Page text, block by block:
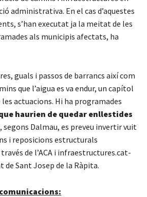
administrativa. En el cas d’aquestes
s’han executat ja la meitat de les
als municipis afectats, ha
guals i passos de barrancs així com
que l’aigua es va endur, un capítol
les actuacions. Hi ha programades
haurien de quedar enllestides
segons Dalmau, es preveu invertir vuit
i reposicions estructurals
de l’ACA i infraestructures.cat-
de Sant Josep de la Ràpita.